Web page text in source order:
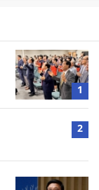
1
2